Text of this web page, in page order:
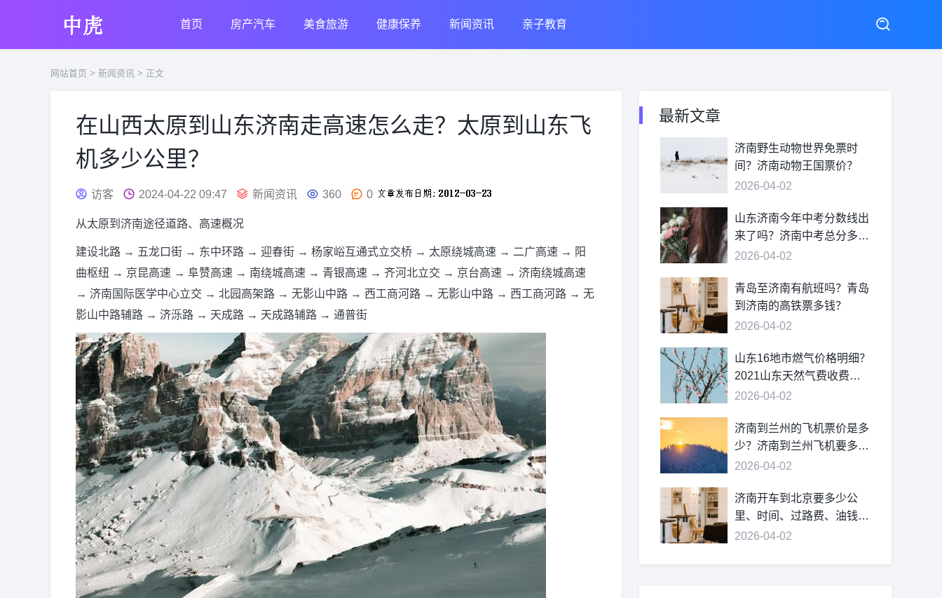
首页 房产汽车 美食旅游 健康保养 新闻资讯 亲子教育
网站首页 > 新闻资讯 > 正文
在山西太原到山东济南走高速怎么走？太原到山东飞
机多少公里？
访客 2024-04-22 09:47 新闻资讯 360 0
从太原到济南途径道路、高速概况
建设北路 → 五龙口街 → 东中环路 → 迎春街 → 杨家峪互通式立交桥 → 太原绕城高速 → 二广高速 → 阳
曲枢纽 → 京昆高速 → 阜赞高速 → 南绕城高速 → 青银高速 → 齐河北立交 → 京台高速 → 济南绕城高速
→ 济南国际医学中心立交 → 北园高架路 → 无影山中路 → 西工商河路 → 无影山中路 → 西工商河路 → 无
影山中路辅路 → 济泺路 → 天成路 → 天成路辅路 → 通普街
最新文章
济南野生动物世界免票时
间？济南动物王国票价？
2026-04-02
山东济南今年中考分数线出
来了吗？济南中考总分多
少？
2026-04-02
青岛至济南有航班吗？青岛
到济南的高铁票多钱？
2026-04-02
山东16地市燃气价格明细？
2021山东天然气费收费标
准？
2026-04-02
济南到兰州的飞机票价是多
少？济南到兰州飞机要多
久？
2026-04-02
济南开车到北京要多少公
里、时间、过路费、油钱？
济南到北京多少公里？
2026-04-02